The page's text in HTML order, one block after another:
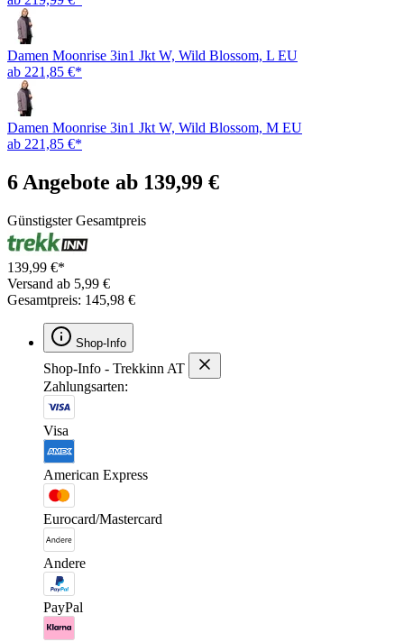
Damen Moonrise 3in1 Jkt W, Wild Blossom, L EU
ab 221,85 €*
Damen Moonrise 3in1 Jkt W, Wild Blossom, M EU
ab 221,85 €*
6 Angebote ab 139,99 €
Günstigster Gesamtpreis
139,99 €*
Versand ab 5,99 €
Gesamtpreis: 145,98 €
Shop-Info
Shop-Info - Trekkinn AT
Zahlungsarten:
Visa
American Express
Eurocard/Mastercard
Andere
PayPal